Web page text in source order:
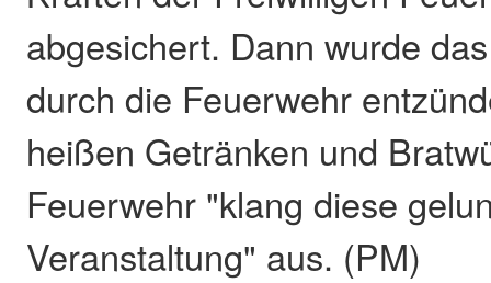
abgesichert. Dann wurde
durch die Feuerwehr
heißen Getränken und
Feuerwehr "klang diese
Veranstaltung" aus. (PM)